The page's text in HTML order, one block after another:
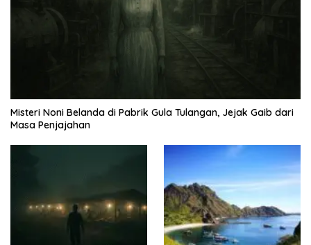
Misteri Noni Belanda di Pabrik Gula Tulangan, Jejak Gaib dari
Masa Penjajahan